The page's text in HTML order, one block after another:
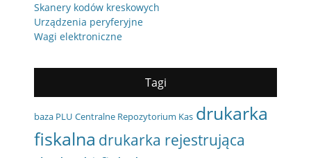
Skanery kodów kreskowych
Urządzenia peryferyjne
Wagi elektroniczne
Tagi
baza PLU Centralne Repozytorium Kas drukarka
fiskalna drukarka rejestrująca